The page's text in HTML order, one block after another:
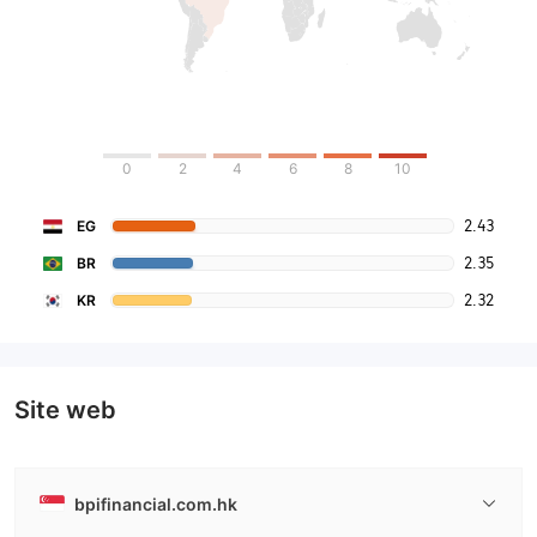
0 2 4 6 8 10
EG 2.43
BR 2.35
KR 2.32
Site web
bpifinancial.com.hk